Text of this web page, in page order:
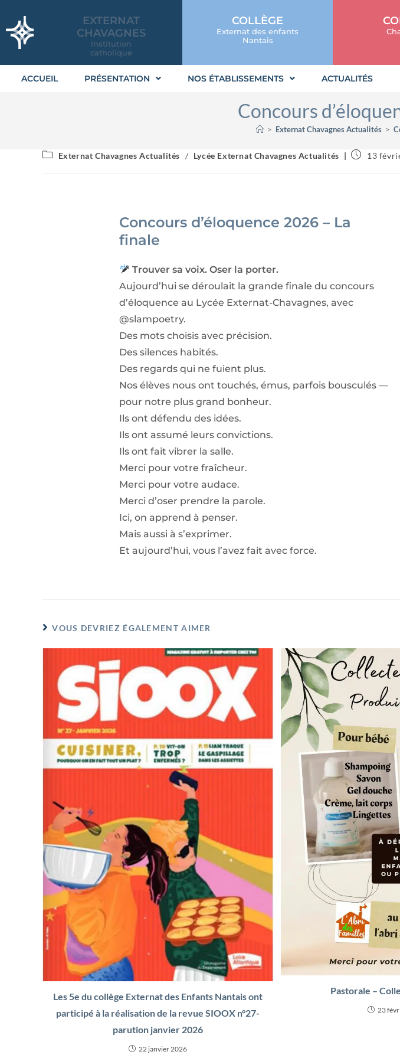
EXTERNAT
CHAVAGNES
Institution
catholique
COLLÈGE
Externat des enfants
Nantais
ACCUEIL PRÉSENTATION NOS ÉTABLISSEMENTS ACTUALITÉS
Concours
> Externat Chavagnes Actualités >
Externat Chavagnes Actualités / Lycée Externat Chavagnes Actualités 13
Concours d’éloquence 2026 – La
finale
Trouver sa voix. Oser la porter.
Aujourd’hui se déroulait la grande finale du concours
d’éloquence au Lycée Externat-Chavagnes, avec
@slampoetry.
Des mots choisis avec précision.
Des silences habités.
Des regards qui ne fuient plus.
Nos élèves nous ont touchés, émus, parfois bousculés —
pour notre plus grand bonheur.
Ils ont défendu des idées.
Ils ont assumé leurs convictions.
Ils ont fait vibrer la salle.
Merci pour votre fraîcheur.
Merci pour votre audace.
Merci d’oser prendre la parole.
Ici, on apprend à penser.
Mais aussi à s’exprimer.
Et aujourd’hui, vous l’avez fait avec force.
VOUS DEVRIEZ ÉGALEMENT AIMER
Les 5e du collège Externat des Enfants Nantais ont
participé à la réalisation de la revue SIOOX n°27-
parution janvier 2026
22 janvier 2026
Pastorale –
23